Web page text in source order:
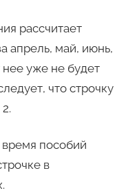
рассчитает
апрель, май, июнь,
нее уже не будет
что строчку
пособий
в